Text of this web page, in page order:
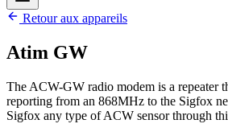
Retour aux appareils
Atim GW
The ACW-GW radio modem is a repeater
reporting from an 868MHz to the Sigfox
Sigfox any type of ACW sensor through